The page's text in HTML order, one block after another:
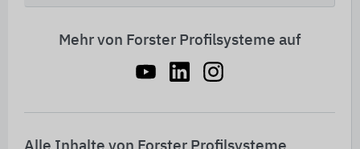
Mehr von Forster Profilsysteme auf